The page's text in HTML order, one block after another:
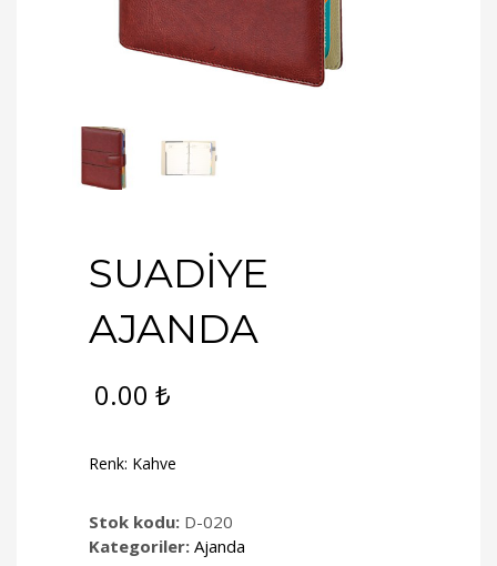
SUADİYE
AJANDA
0.00 ₺
Renk: Kahve
Stok kodu: D-020
Kategoriler: Ajanda